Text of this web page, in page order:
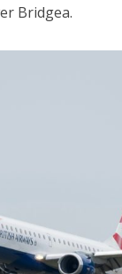
Bridgea.